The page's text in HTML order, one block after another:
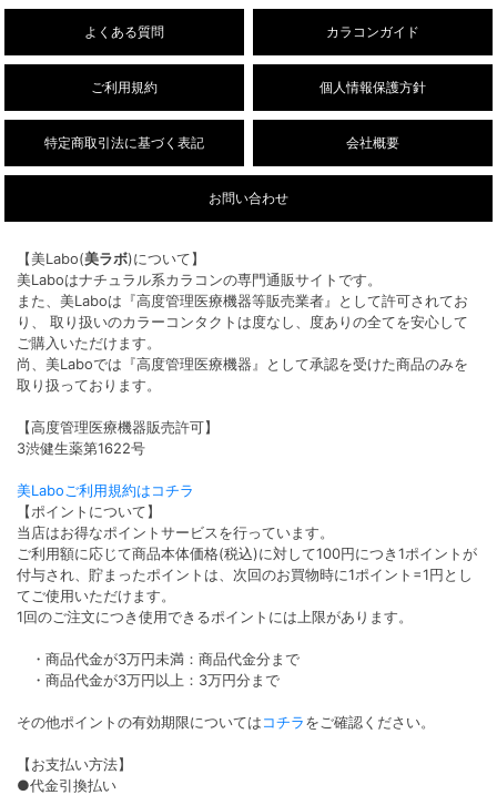
た。
よくある質問 カラコンガイド
ご利用規約 個人情報保護方針
特定商取引法に基づく表記 会社概要
お問い合わせ
【美Labo(美ラボ)について】
美Laboはナチュラル系カラコンの専門通販サイトです。
また、美Laboは『高度管理医療機器等販売業者』として許可されてお
り、 取り扱いのカラーコンタクトは度なし、度ありの全てを安心して
ご購入いただけます。
尚、美Laboでは『高度管理医療機器』として承認を受けた商品のみを
取り扱っております。
【高度管理医療機器販売許可】
3渋健生薬第1622号
美Laboご利用規約はコチラ
【ポイントについて】
当店はお得なポイントサービスを行っています。
ご利用額に応じて商品本体価格(税込)に対して100円につき1ポイントが
付与され、貯まったポイントは、次回のお買物時に1ポイント=1円とし
てご使用いただけます。
1回のご注文につき使用できるポイントには上限があります。
・商品代金が3万円未満：商品代金分まで
・商品代金が3万円以上：3万円分まで
その他ポイントの有効期限についてはコチラをご確認ください。
【お支払い方法】
●代金引換払い